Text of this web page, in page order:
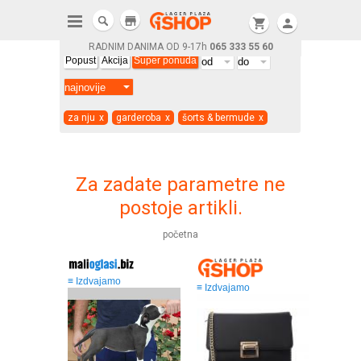
RADNIM DANIMA OD 9-17h 065 333 55 60
shopping_cart person
store
Popust Akcija Super ponuda
za nju x garderoba x šorts & bermude x
Za zadate parametre ne
postoje artikli.
početna